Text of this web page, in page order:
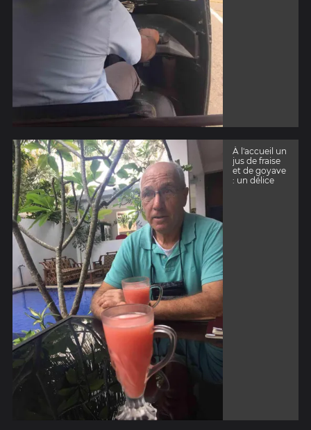
À l'accueil un
jus de fraise
et de goyave
: un délice